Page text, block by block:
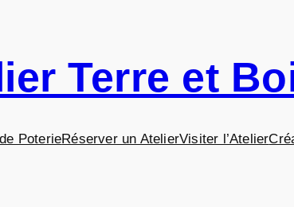
Terre et
PoterieRéserver un AtelierVisiter l’Atelier